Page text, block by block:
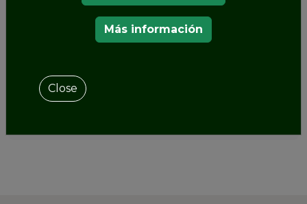
La cuarta edición de la Conferencia y Taller Mihály
Mőcsenyi tendrá lugar en elPalacio Esterházy
Más información
Close